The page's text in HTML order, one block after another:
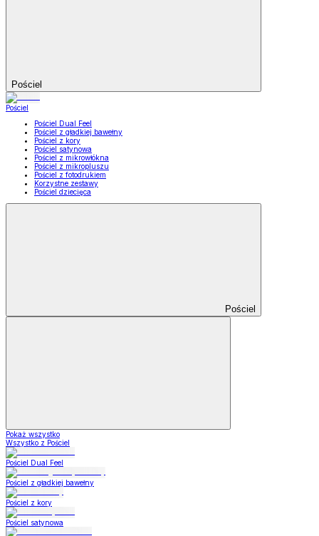
Pościel
Pościel
Pościel Dual Feel
Pościel z gładkiej bawełny
Pościel z kory
Pościel satynowa
Pościel z mikrowłókna
Pościel z mikropluszu
Pościel z fotodrukiem
Korzystne zestawy
Pościel dziecięca
Pościel
Pokaż wszystko
Wszystko z Pościel
Pościel Dual Feel
Pościel z gładkiej bawełny
Pościel z kory
Pościel satynowa